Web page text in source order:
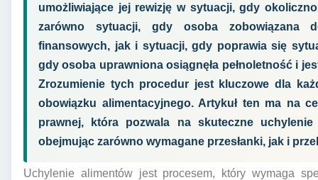
umożliwiające jej rewizję w sytuacji, gdy
zarówno sytuacji, gdy osoba zobowiązana
finansowych, jak i sytuacji, gdy poprawia się
gdy osoba uprawniona osiągnęła pełnoletność i
Zrozumienie tych procedur jest kluczowe dla
obowiązku alimentacyjnego. Artykuł ten ma na
prawnej, która pozwala na skuteczne
obejmując zarówno wymagane przesłanki, jak i
Uchylenie alimentów jest procesem, który wymaga